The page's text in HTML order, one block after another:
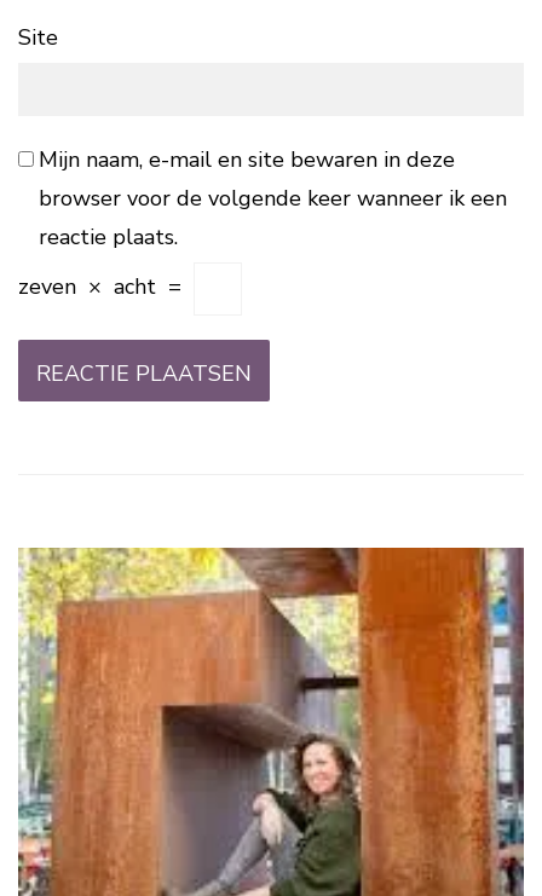
Site
Mijn naam, e-mail en site bewaren in deze
browser voor de volgende keer wanneer ik een
reactie plaats.
zeven × acht =